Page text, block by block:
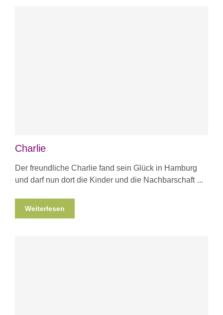
Charlie
Der freundliche Charlie fand sein Glück in Hamburg
und darf nun dort die Kinder und die Nachbarschaft
Weiterlesen